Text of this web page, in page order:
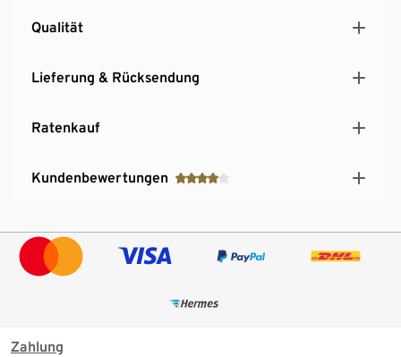
Qualität
Lieferung & Rücksendung
Ratenkauf
Kundenbewertungen
Zahlung